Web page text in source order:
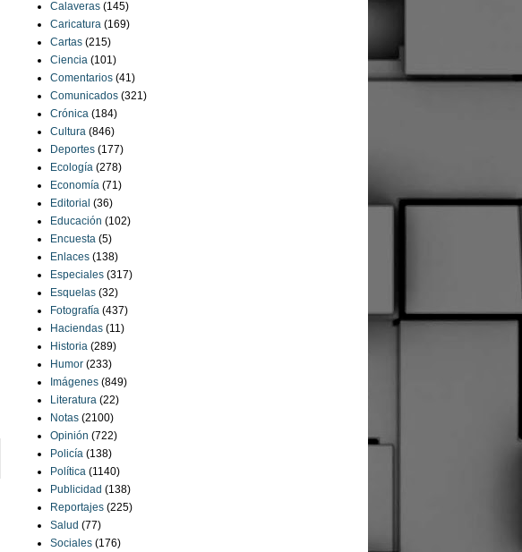
Calaveras (145)
Caricatura (169)
Cartas (215)
Ciencia (101)
Comentarios (41)
Comunicados (321)
Crónica (184)
Cultura (846)
Deportes (177)
Ecología (278)
Economía (71)
Editorial (36)
Educación (102)
Encuesta (5)
Enlaces (138)
Especiales (317)
Esquelas (32)
Fotografía (437)
Haciendas (11)
Historia (289)
Humor (233)
Imágenes (849)
Literatura (22)
Notas (2100)
Opinión (722)
Policía (138)
Política (1140)
Publicidad (138)
Reportajes (225)
Salud (77)
Sociales (176)